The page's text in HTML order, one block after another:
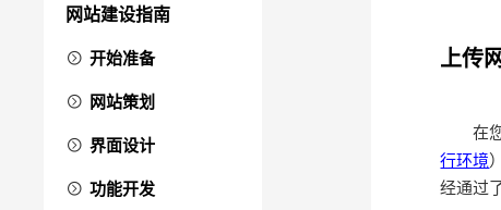
网站建设指南
开始准备
网站建设简介
挑选域名
选择空间
网站策划
建站需求
建站方案
界面设计
准备资料
功能开发
上传
在您
行环境
经通过